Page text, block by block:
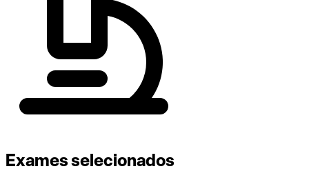
Exames selecionados